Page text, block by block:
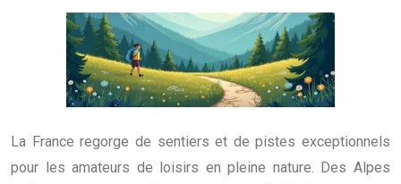
La France regorge de sentiers et de pistes exceptionnels
pour les amateurs de loisirs en pleine nature. Des Alpes